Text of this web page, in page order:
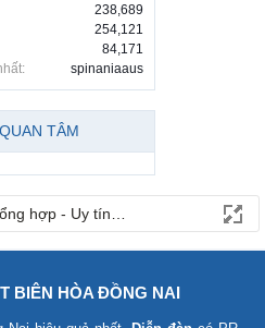
238,689
254,121
84,171
spinaniaaus
TÂM
hợp - Uy tín - Miễn phí
BIÊN HÒA ĐỒNG NAI